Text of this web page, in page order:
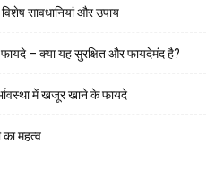
सावधानियां और उपाय
– क्या यह सुरक्षित और फायदेमंद है?
में खजूर खाने के फायदे
का महत्व